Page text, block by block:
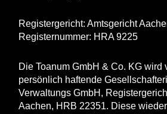
Registergericht: Amtsgericht
Registernummer: HRA 9225
Die Toanum GmbH & Co. KG wird
persönlich haftende
Verwaltungs GmbH,
Aachen, HRB 22351. Diese